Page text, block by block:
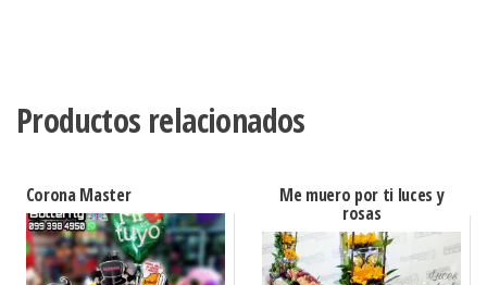
Productos relacionados
Corona Master Me muero por ti luces y
rosas